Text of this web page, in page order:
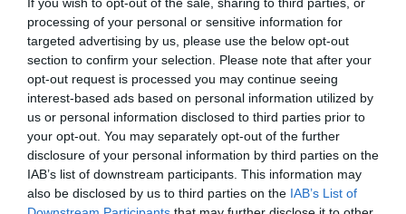
processing of your personal or sensitive information for
targeted advertising by us, please use the below opt-out
section to confirm your selection. Please note that after your
opt-out request is processed you may continue seeing
interest-based ads based on personal information utilized by
us or personal information disclosed to third parties prior to
your opt-out. You may separately opt-out of the further
disclosure of your personal information by third parties on the
IAB’s list of downstream participants. This information may
also be disclosed by us to third parties on the IAB’s List of